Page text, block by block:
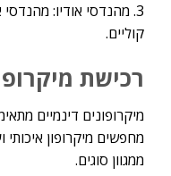
3. מהנדסי אודיו:
קוליים.
רכישת
מיקרופונים דינמיים
מחפשים מיקרופון איכותי
ממגוון סוגים.